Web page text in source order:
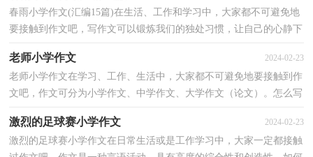
春雨小学作文(汇编15篇)在生活、工作和学习中，大家都不可避免地
要接触到作文吧，写作文可以锻炼我们的独处习惯，让自己的心静下
老师小学作文 2024-02-23
老师小学作文在学习、工作、生活中，大家都不可避免地要接触到作
文吧，作文可分为小学作文、中学作文、大学作文（论文）。怎么写
激烈的足球赛小学作文 2024-02-23
激烈的足球赛小学作文在日常生活或是工作学习中，大家一定都接触